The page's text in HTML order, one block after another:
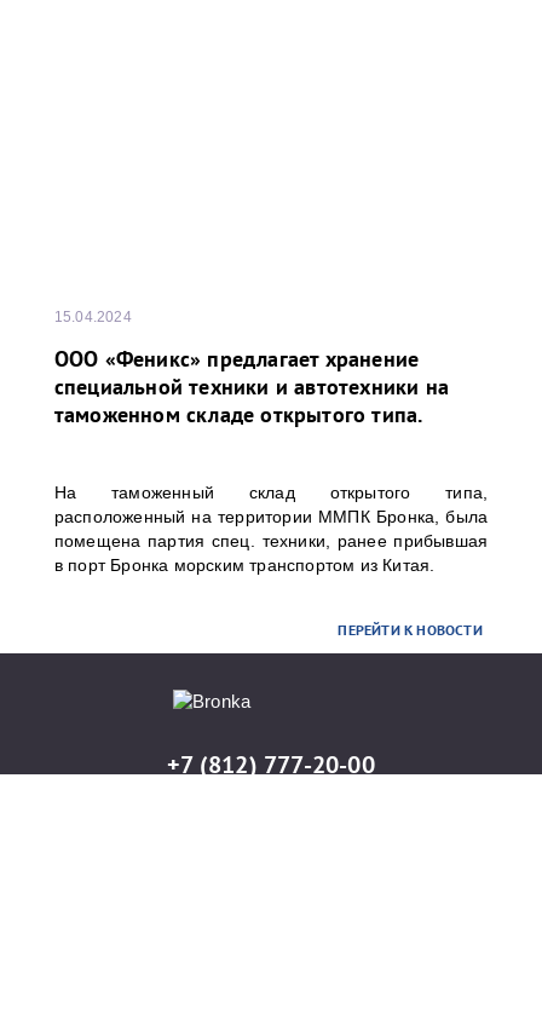
15.04.2024
ООО «Феникс» предлагает хранение
специальной техники и автотехники на
таможенном складе открытого типа.
На таможенный склад открытого типа,
расположенный на территории ММПК Бронка, была
помещена партия спец. техники, ранее прибывшая
в порт Бронка морским транспортом из Китая.
ПЕРЕЙТИ К НОВОСТИ
+7 (812) 777-20-00